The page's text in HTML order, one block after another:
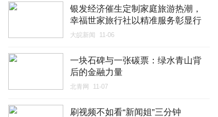
银发经济催生定制家庭旅游热潮，
幸福世家旅行社以精准服务彰显行
业价值
大皖新闻 11-06
一块石碑与一张碳票：绿水青山背
后的金融力量
北青网 11-07
刷视频不如看“新闻姐”三分钟